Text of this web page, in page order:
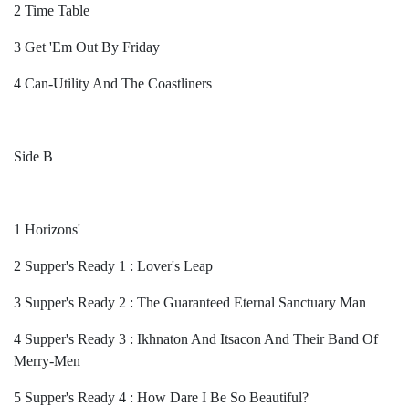
2 Time Table
3 Get 'Em Out By Friday
4 Can-Utility And The Coastliners
Side B
1 Horizons'
2 Supper's Ready 1 : Lover's Leap
3 Supper's Ready 2 : The Guaranteed Eternal Sanctuary Man
4 Supper's Ready 3 : Ikhnaton And Itsacon And Their Band Of
Merry-Men
5 Supper's Ready 4 : How Dare I Be So Beautiful?